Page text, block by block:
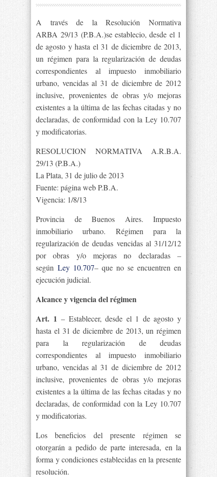
A través de la Resolución Normativa
ARBA 29/13 (P.B.A.)se establecio, desde el 1
de agosto y hasta el 31 de diciembre de 2013,
un régimen para la regularización de deudas
correspondientes al impuesto inmobiliario
urbano, vencidas al 31 de diciembre de 2012
inclusive, provenientes de obras y/o mejoras
existentes a la última de las fechas citadas y no
declaradas, de conformidad con la Ley 10.707
y modificatorias.
RESOLUCION NORMATIVA A.R.B.A.
29/13 (P.B.A.)
La Plata, 31 de julio de 2013
Fuente: página web P.B.A.
Vigencia: 1/8/13
Provincia de Buenos Aires. Impuesto
inmobiliario urbano. Régimen para la
regularización de deudas vencidas al 31/12/12
por obras y/o mejoras no declaradas –
según Ley 10.707– que no se encuentren en
ejecución judicial.
Alcance y vigencia del régimen
Art. 1 – Establecer, desde el 1 de agosto y
hasta el 31 de diciembre de 2013, un régimen
para la regularización de deudas
correspondientes al impuesto inmobiliario
urbano, vencidas al 31 de diciembre de 2012
inclusive, provenientes de obras y/o mejoras
existentes a la última de las fechas citadas y no
declaradas, de conformidad con la Ley 10.707
y modificatorias.
Los beneficios del presente régimen se
otorgarán a pedido de parte interesada, en la
forma y condiciones establecidas en la presente
resolución.